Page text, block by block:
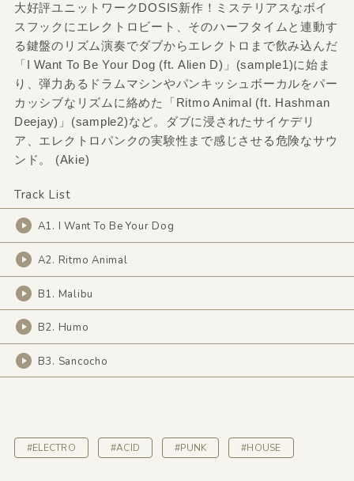
大好評ユニットワークDOSIS新作！ミステリアスなボイ
スフックにエレクトロビート、そのハーフタイムと連動す
る鍵盤のリズム演奏でダブからエレクトロまで飲み込んだ
「I Want To Be Your Dog (ft. Alien D)」(sample1)に始ま
り、弾力あるドラムマシンやパンキッシュボーカルをパー
カッシブなリズムに絡めた「Ritmo Animal (ft. Hashman
Deejay)」(sample2)など。ダブに浸されたサイケデリ
ア、エレクトロパンクの実験性まで感じさせる危険なサウ
ンド。 (Akie)
Track List
A1. I Want To Be Your Dog
A2. Ritmo Animal
B1. Malibu
B2. Humo
B3. Sancocho
#ELECTRO #ACID #PUNK #HOUSE